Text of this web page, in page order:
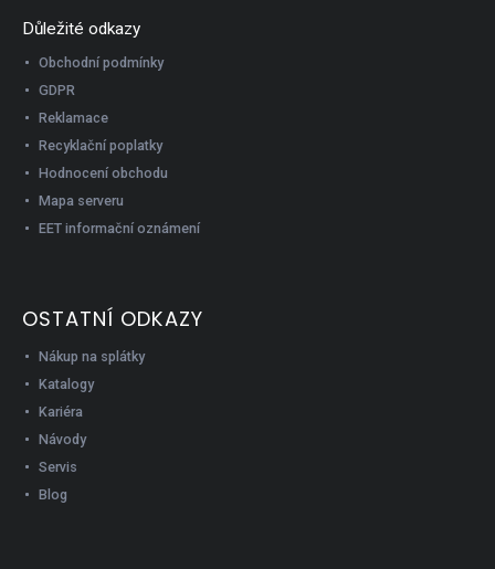
Důležité odkazy
Obchodní podmínky
GDPR
Reklamace
Recyklační poplatky
Hodnocení obchodu
Mapa serveru
EET informační oznámení
OSTATNÍ ODKAZY
Nákup na splátky
Katalogy
Kariéra
Návody
Servis
Blog